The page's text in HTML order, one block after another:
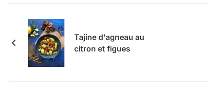
Tajine d'agneau au
citron et figues